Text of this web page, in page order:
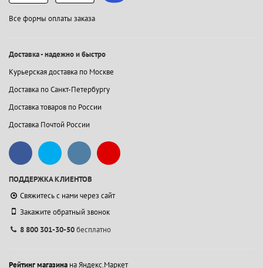
Все формы оплаты заказа
Доставка - надежно и быстро
Курьерская доставка по Москве
Доставка по Санкт-Петербургу
Доставка товаров по России
Доставка Почтой России
ПОДДЕРЖКА КЛИЕНТОВ
Свяжитесь с нами через сайт
Закажите обратный звонок
8 800 301-30-50бесплатно
Рейтинг магазина на Яндекс.Маркет